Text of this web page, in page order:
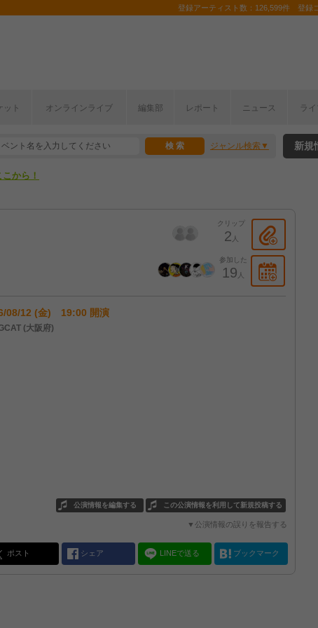
登録アーティスト数：126,599件 登録
ット オンラインライブ 編集部 レポート ニュース ラ
ジャンル検索
半期編発表！
から！
新規
クリップ
2 人
参加した
19 人
08/12 (金) 19:00 開演
(大阪府)
この公演情報を利用して新規投稿する
公演情報を編集する
▼公演情報の誤りを報告する
ポスト シェア LINEで送る ブックマーク